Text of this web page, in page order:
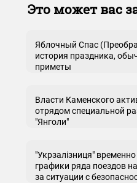
Это может вас
Яблочный Спас
история праздника,
приметы
Власти Каменского
отрядом специальной
"Янголи"
"Укрзалізниця"
графики ряда поездов
за ситуации с